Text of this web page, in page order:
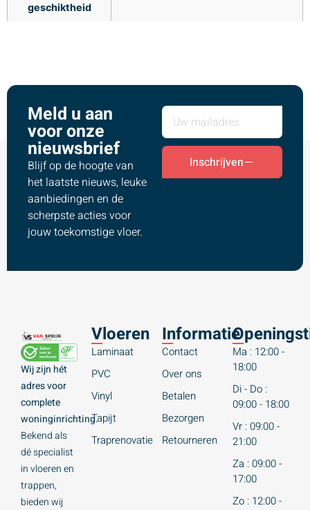
geschiktheid
Meld u aan
voor onze
nieuwsbrief
Blijf op de hoogte van
het laatste nieuws, leuke
aanbiedingen en de
scherpste acties voor
jouw toekomstige vloer.
Inschrijven
Wij zijn hét
adres voor
complete
woninginrichting.
Bekend als
dé specialist
in vloeren en
trappen,
bieden wij
Vloeren
Laminaat
PVC
Vinyl
Tapijt
Traprenovatie
Informatie
Contact
Over ons
Betalen
Bezorgen
Retourneren
Ma : 12:00 -
18:00
Di - Do :
09:00 - 18:00
Vr : 09:00 -
21:00
Za : 09:00 -
17:00
Zo : 12:00 -